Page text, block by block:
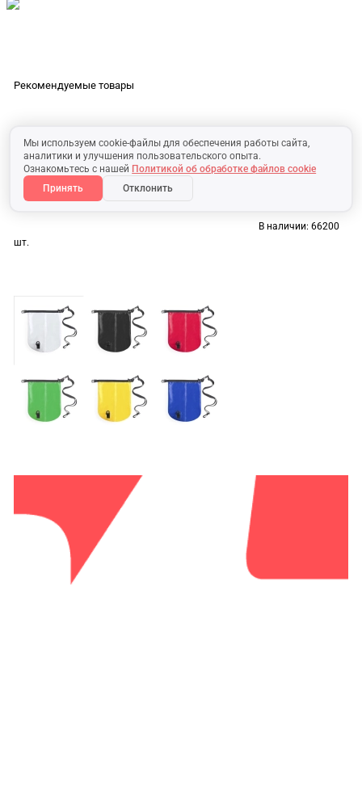
Мы используем cookie-файлы для обеспечения работы сайта,
аналитики и улучшения пользовательского опыта.
Ознакомьтесь с нашей Политикой об обработке файлов cookie
Принять
Отклонить
Рекомендуемые товары
В наличии: 66200
шт.